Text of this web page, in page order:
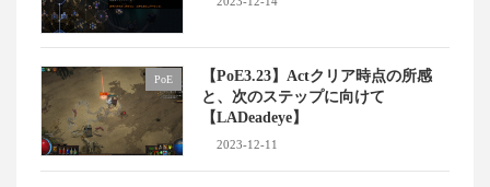
PoE
【PoE3.23】Actクリア時点の所感
と、次のステップに向けて
【LADeadeye】
2023-12-11